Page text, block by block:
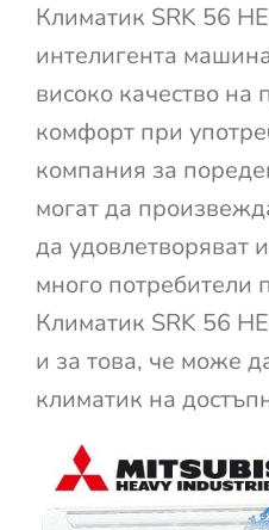
Климатик SRK 56
интелигента
високо качество на
комфорт при
компания за
могат да
да удовлетворяват
много потребители
Климатик SRK 56
и за това, че може
климатик на